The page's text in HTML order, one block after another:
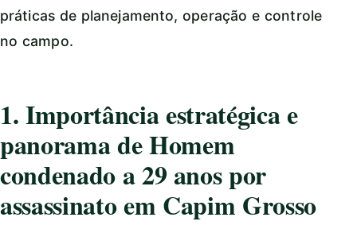
práticas de planejamento, operação e controle
no campo.
1. Importância estratégica e
panorama de Homem
condenado a 29 anos por
assassinato em Capim Grosso